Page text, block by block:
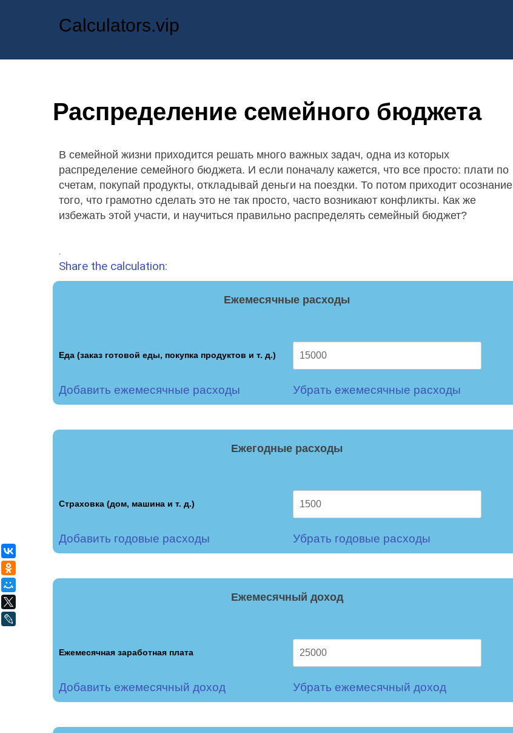
Calculators.vip
Распределение семейного бюджета
В семейной жизни приходится решать много важных задач, одна из которых
распределение семейного бюджета. И если поначалу кажется, что все просто: плати по
счетам, покупай продукты, откладывай деньги на поездки. То потом приходит осознание
того, что грамотно сделать это не так просто, часто возникают конфликты. Как же
избежать этой участи, и научиться правильно распределять семейный бюджет?
Share the calculation:
Ежемесячные расходы
Еда (заказ готовой еды, покупка продуктов и т. д.)
Добавить ежемесячные расходы Убрать ежемесячные расходы
Ежегодные расходы
Страховка (дом, машина и т. д.)
Добавить годовые расходы Убрать годовые расходы
Ежемесячный доход
Ежемесячная заработная плата
Добавить ежемесячный доход Убрать ежемесячный доход
ВКонтакте
Мой Мир